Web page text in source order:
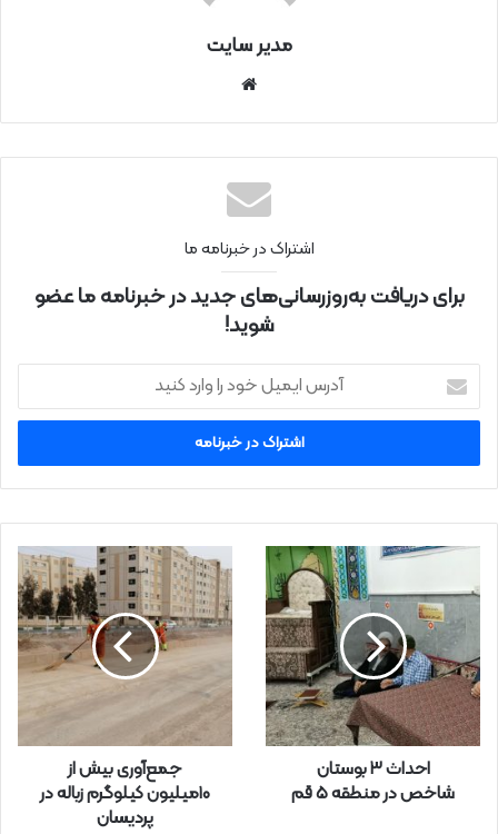
مدیر سایت
نتی
اشتراک در خبرنامه ما
برای دریافت به‌روزرسانی‌های جدید در خبرنامه ما عضو
شوید!
ر
ا
ی
خ
و
ر
ا
و
ا
ر
احداث ۳ بوستان
شاخص در منطقه ۵ قم
جمع‌آوری بیش از
۱۰میلیون کیلوگرم زباله در
پردیسان